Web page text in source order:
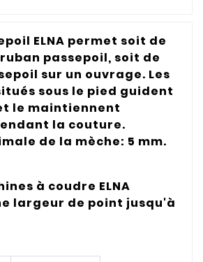
ELNA permet soit de
passepoil, soit de
sur un ouvrage. Les
sous le pied guident
le maintiennent
la couture.
de la mèche: 5 mm.
à coudre ELNA
largeur de point jusqu'à